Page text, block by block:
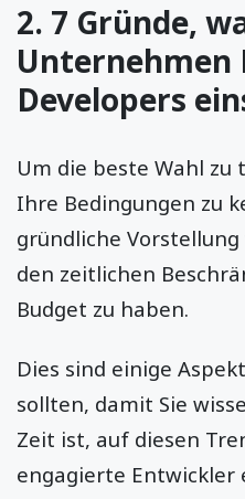
2. 7 Gründe,
Unternehmen
Developers
Um die beste Wahl
Ihre Bedingungen zu
gründliche
den zeitlichen
Budget zu haben.
Dies sind einige
sollten, damit Sie
Zeit ist, auf diesen
engagierte Entwickler